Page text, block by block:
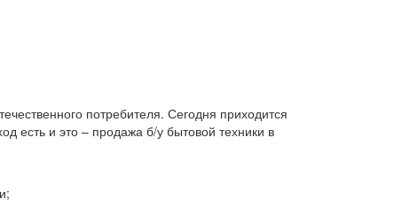
потребителя. Сегодня приходится
есть и это – продажа б/у бытовой техники в